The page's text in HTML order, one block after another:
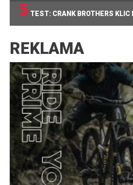
5 TEST: CRANK BROTHERS KLIC
REKLAMA